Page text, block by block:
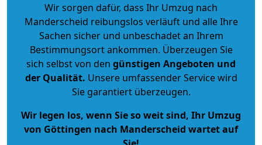
Wir sorgen dafür, dass Ihr Umzug nach
Manderscheid reibungslos verläuft und alle Ihre
Sachen sicher und unbeschadet an Ihrem
Bestimmungsort ankommen. Überzeugen Sie
sich selbst von den günstigen Angeboten und
der Qualität. Unsere umfassender Service wird
Sie garantiert überzeugen.
Wir legen los, wenn Sie so weit sind, Ihr Umzug
von Göttingen nach Manderscheid wartet auf